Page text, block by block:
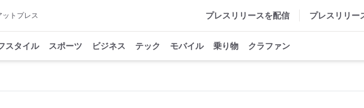
ットプレス プレスリリースを配信 プレスリリー
スタイル スポーツ ビジネス テック モバイル 乗り物 クラファン